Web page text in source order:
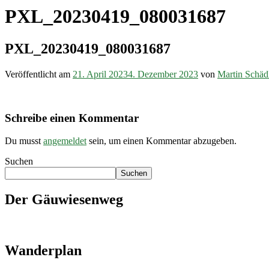
PXL_20230419_080031687
PXL_20230419_080031687
Veröffentlicht am 21. April 20234. Dezember 2023 von Martin
Schreibe einen Kommentar
Du musst angemeldet sein, um einen Kommentar abzugeben.
Suchen
Suchen
Der Gäuwiesenweg
Wanderplan